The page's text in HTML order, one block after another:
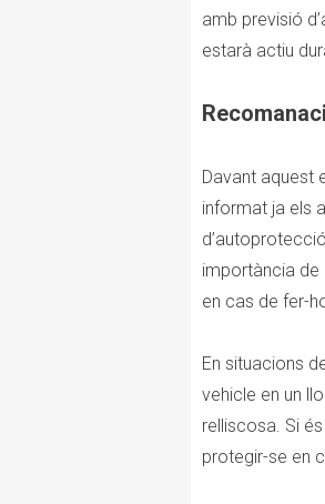
amb previsió
estarà actiu
Davant aquest
informat ja els
importància de
en cas de fer-
En situacions
vehicle en un
relliscosa. Si
protegir-se en